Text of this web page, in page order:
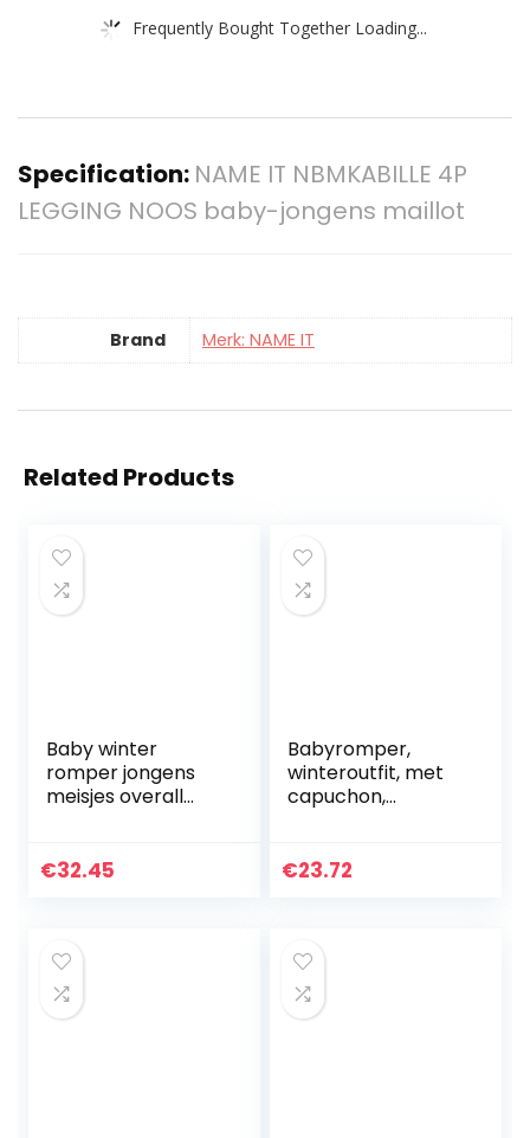
Frequently Bought Together Loading...
Specification: NAME IT NBMKABILLE 4P
LEGGING NOOS baby-jongens maillot
Brand Merk: NAME IT
Related Products
Baby winter
romper jongens
meisjes overall
lange mouwen
€32.45
Babyromper,
winteroutfit, met
capuchon,
overall, lange
€23.72